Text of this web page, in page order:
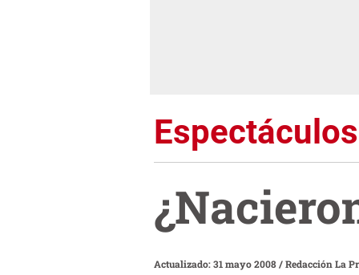
Espectáculos
Actualizado: 31 mayo 2008/Redacción La